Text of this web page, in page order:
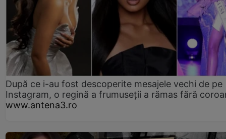
După ce i-au fost descoperite mesajele vechi de pe
Instagram, o regină a frumuseții a rămas fără
www.antena3.ro